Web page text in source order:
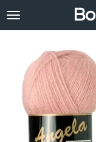
Ga
hoofdinhoud